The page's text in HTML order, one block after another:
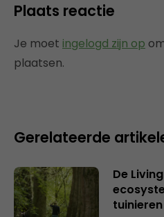
Plaats reactie
Je moet ingelogd zijn op
plaatsen.
Gerelateerde
De